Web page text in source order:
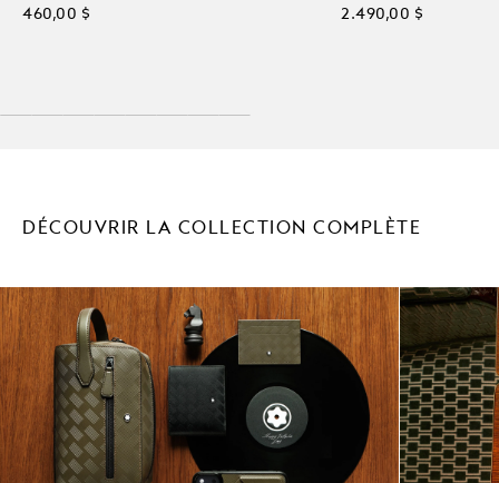
460,00 $
2.490,00 $
DÉCOUVRIR LA COLLECTION COMPLÈTE